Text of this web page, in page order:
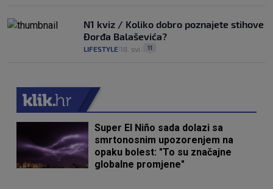
N1 kviz / Koliko dobro poznajete stihove
Đorđa Balaševića?
LIFESTYLE 18. svi. 11
Super El Niño sada dolazi sa
smrtonosnim upozorenjem na
opaku bolest: "To su značajne
globalne promjene"